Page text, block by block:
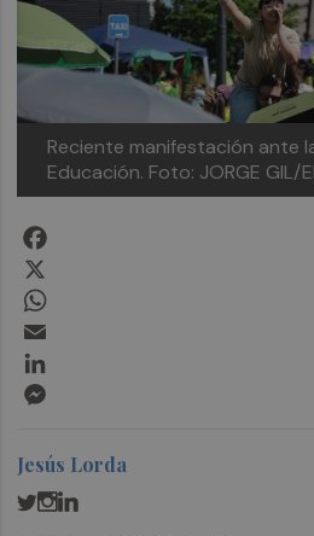
Reciente manifestación ante
Educación. Foto: JORGE GIL/
Jesús Lorda